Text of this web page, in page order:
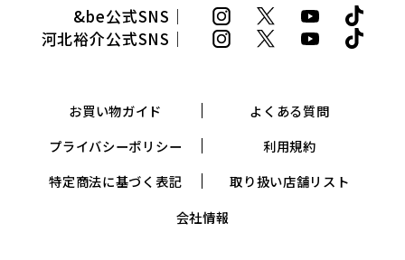
&be公式SNS｜
河北裕介公式SNS｜
お買い物ガイド
よくある質問
プライバシーポリシー
利用規約
特定商法に基づく表記
取り扱い店舗リスト
会社情報